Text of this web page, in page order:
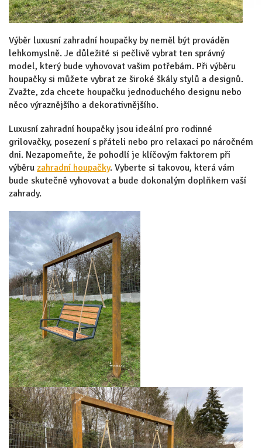
Výběr luxusní zahradní houpačky by neměl být prováděn
lehkomyslně. Je důležité si pečlivě vybrat ten správný
model, který bude vyhovovat vašim potřebám. Při výběru
houpačky si můžete vybrat ze široké škály stylů a designů.
Zvažte, zda chcete houpačku jednoduchého designu nebo
něco výraznějšího a dekorativnějšího.
Luxusní zahradní houpačky jsou ideální pro rodinné
grilovačky, posezení s přáteli nebo pro relaxaci po náročném
dni. Nezapomeňte, že pohodlí je klíčovým faktorem při
výběru zahradní houpačky. Vyberte si takovou, která vám
bude skutečně vyhovovat a bude dokonalým doplňkem vaší
zahrady.